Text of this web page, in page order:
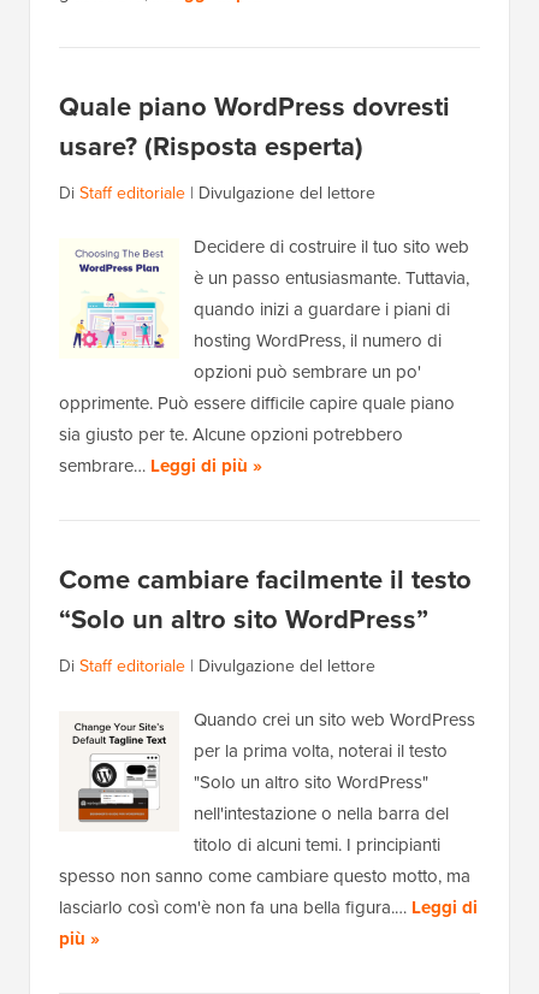
Quale piano WordPress dovresti
usare? (Risposta esperta)
DiStaff editoriale | Divulgazione del lettore
Decidere di costruire il tuo sito web
è un passo entusiasmante. Tuttavia,
quando inizi a guardare i piani di
hosting WordPress, il numero di
opzioni può sembrare un po'
opprimente. Può essere difficile capire quale piano
sia giusto per te. Alcune opzioni potrebbero
sembrare… Leggi di più »
Come cambiare facilmente il testo
“Solo un altro sito WordPress”
DiStaff editoriale | Divulgazione del lettore
Quando crei un sito web WordPress
per la prima volta, noterai il testo
"Solo un altro sito WordPress"
nell'intestazione o nella barra del
titolo di alcuni temi. I principianti
spesso non sanno come cambiare questo motto, ma
lasciarlo così com'è non fa una bella figura.… Leggi di
più »